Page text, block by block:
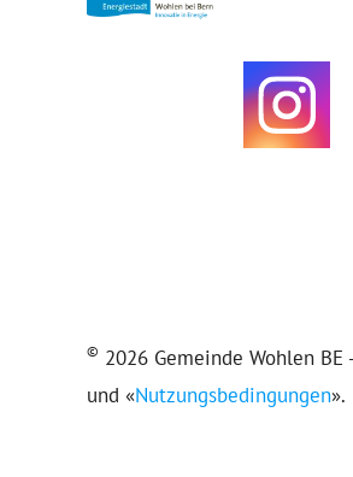
© 2026 Gemeinde Wohlen
und «Nutzungsbedingungen».